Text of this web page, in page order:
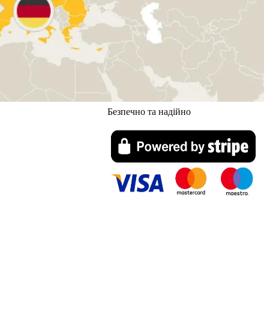
Безпечно та надійно